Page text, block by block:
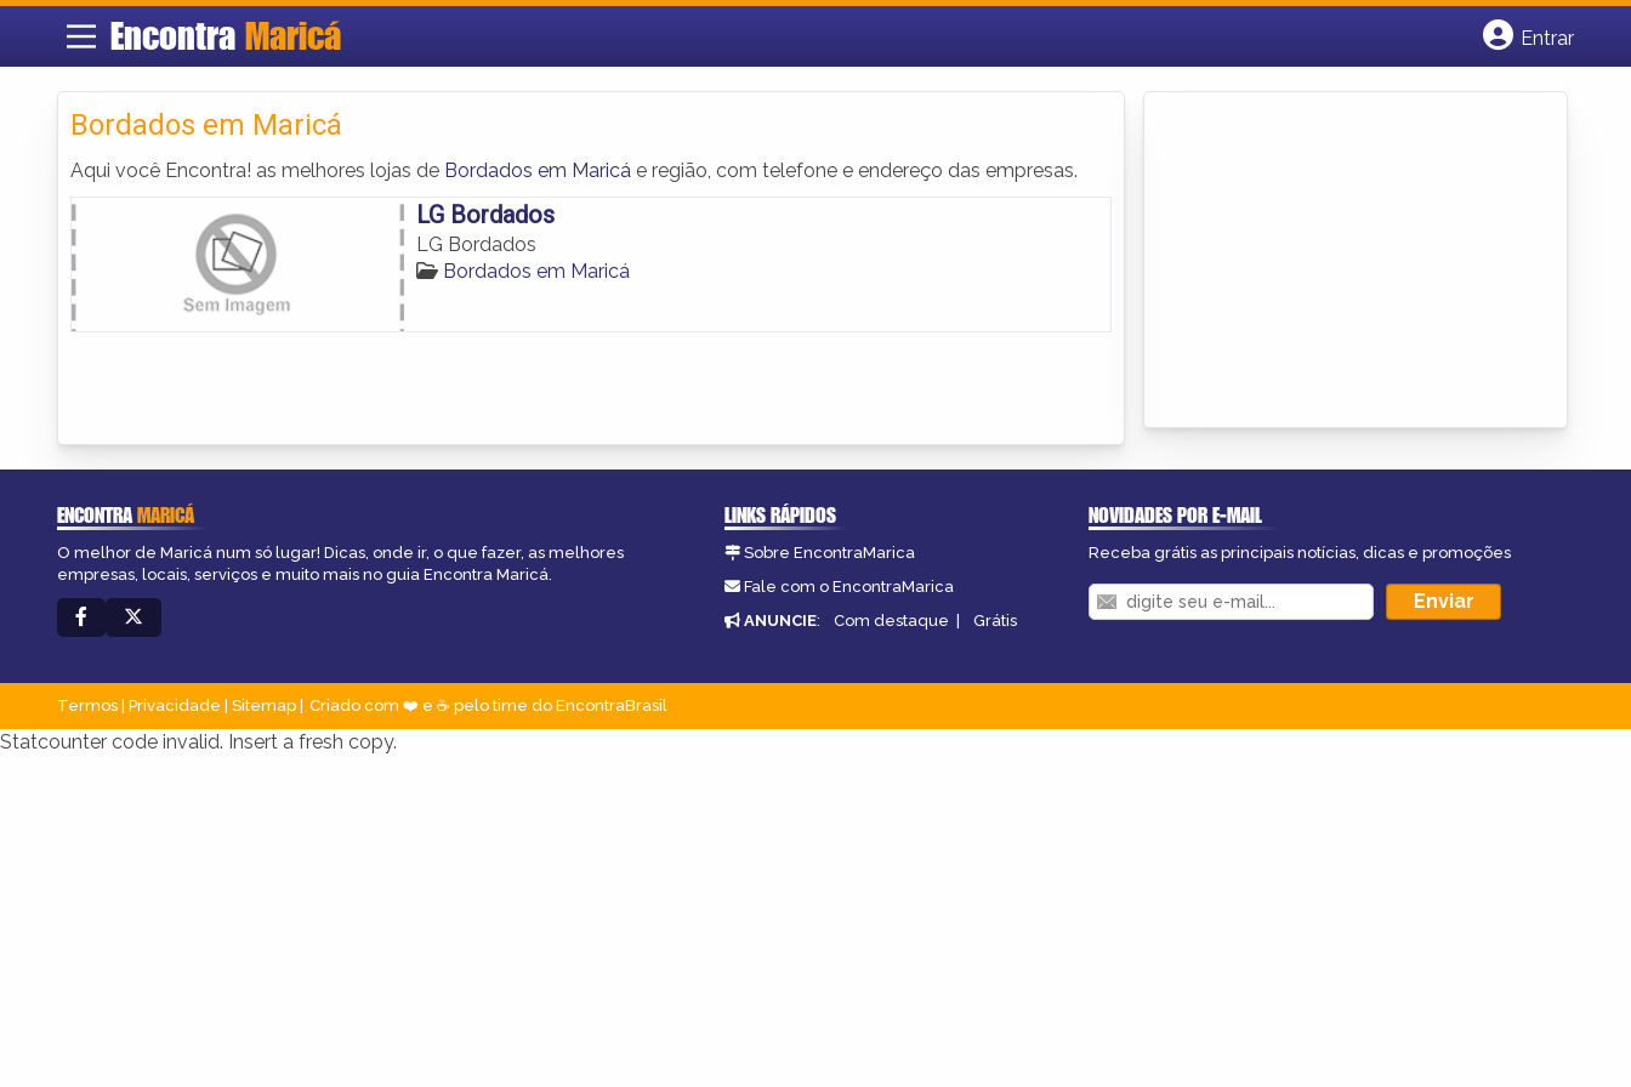
Encontra Maricá
Entrar
Bordados em Maricá
Aqui você Encontra! as melhores lojas de Bordados em Maricá e região, com telefone e endereço das empresas.
LG Bordados
LG Bordados
Bordados em Maricá
ENCONTRAMARICÁ
O melhor de Maricá num só lugar! Dicas, onde ir, o que fazer, as melhores
empresas, locais, serviços e muito mais no guia Encontra Maricá.
LINKS RÁPIDOS
Sobre EncontraMarica
Fale com o EncontraMarica
ANUNCIE: Com destaque | Grátis
NOVIDADES POR E-MAIL
Receba grátis as principais notícias, dicas e promoções
Termos Privacidade Sitemap Criado com ❤️ e ☕ pelo time do EncontraBrasil
Statcounter code invalid. Insert a fresh copy.